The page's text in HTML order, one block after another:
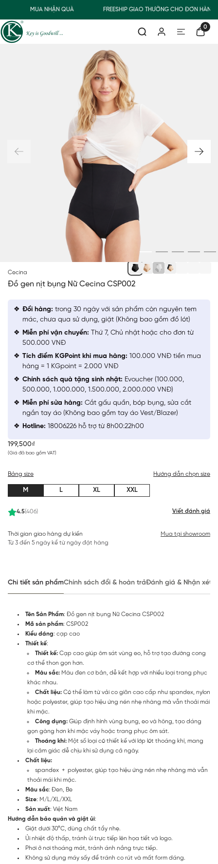
MUA NHẬN QUÀ FREESHIP GIAO THƯỜNG CHO ĐƠN
0
Cecina
Đồ gen nịt bụng Nữ Cecina CSP002
199,500₫
(Giá đã bao gồm VAT)
4.5(406) Viết đánh giá
Bảng size Hướng dẫn chọn size
M L XL XXL
Thời gian giao hàng dự kiến
Từ 3 đến 5 ngày kể từ ngày đặt hàng
Mua tại showroom
Đổi hàng: trong 30 ngày với sản phẩm còn nguyên tem
mác, chưa qua sử dụng, giặt (Không bao gồm đồ lót)
Miễn phí vận chuyển: Thứ 7, Chủ nhật hoặc cho đơn từ
500.000 VNĐ
Tích điểm KGPoint khi mua hàng: 100.000 VNĐ tiền mua
hàng = 1 KGpoint = 2.000 VNĐ
Chính sách quà tặng sinh nhật: Evoucher (100.000,
500.000, 1.000.000, 1.500.000, 2.000.000 VNĐ)
Miễn phí sửa hàng: Cắt gấu quần, bóp bụng, sửa cắt
ngắn tay áo (Không bao gồm tay áo Vest/Blazer)
Hotline: 18006226 hỗ trợ từ 8h00:22h00
Chi tiết sản phẩmChính sách đổi & hoàn trảĐánh giá & Nhận xét
Tên Sản Phẩm: Đồ gen nịt bụng Nữ Cecina CSP002
Mã sản phẩm: CSP002
Kiểu dáng: cạp cao
Thiết kế:
Thiết kế: Cạp cao giúp ôm sát vùng eo, hỗ trợ tạo đường cong
cơ thể thon gọn hơn.
Màu sắc: Màu đen cơ bản, dễ kết hợp với nhiều loại trang phục
khác nhau.
Chất liệu: Có thể làm từ vải co giãn cao cấp như spandex, nylon
hoặc polyester, giúp tạo hiệu ứng nén nhẹ nhàng mà vẫn thoải mái
khi mặc.
Công dụng: Giúp định hình vùng bụng, eo và hông, tạo dáng
gọn gàng hơn khi mặc váy hoặc trang phục ôm sát.
Thoáng khí: Một số loại có thiết kế với lớp lót thoáng khí, mang
lại cảm giác dễ chịu khi sử dụng cả ngày.
Chất liệu:
spandex + polyester, giúp tạo hiệu ứng nén nhẹ nhàng mà vẫn
thoải mái khi mặc.
Màu sắc: Đen, Be
Size: M/L/XL/XXL
Sản xuất: Việt Nam
Hướng dẫn bảo quản và giặt ủi:
Giặt dưới 30°C, dùng chất tẩy nhẹ.
Ủi nhiệt độ thấp, tránh ủi trực tiếp lên họa tiết và logo.
Phơi ở nơi thoáng mát, tránh ánh nắng trực tiếp.
Không sử dụng máy sấy để tránh co rút và mất form dáng.